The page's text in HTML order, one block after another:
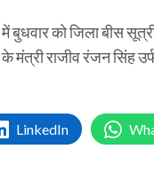
को जिला बीस
के मंत्री राजीव रंजन सिंह
LinkedIn